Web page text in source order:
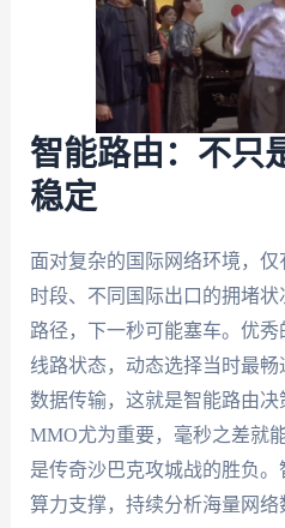
智能路由：不只
稳定
面对复杂的国际网络环境，
时段、不同国际出口的拥堵
路径，下一秒可能塞车。优
线路状态，动态选择当时最
数据传输，这就是智能路由
MMO尤为重要，毫秒之差就
是传奇沙巴克攻城战的胜负
算力支撑，持续分析海量网